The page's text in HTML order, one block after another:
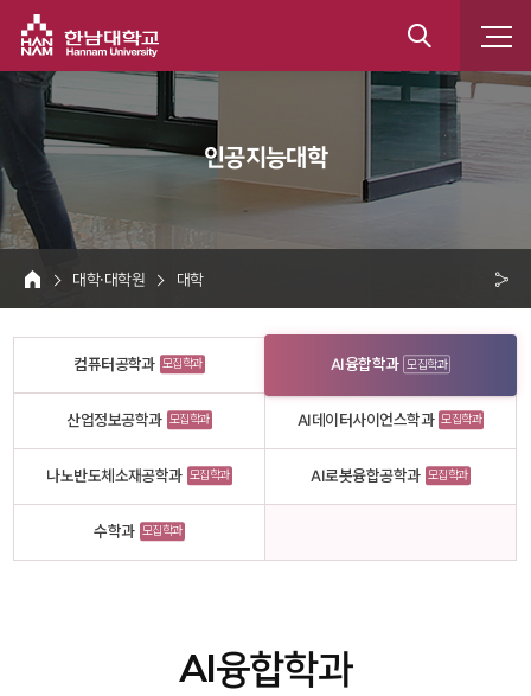
통
합
검
인공지능대학
HOME
대학·대학원 대학
컴퓨터공학과 모집학과 AI융합학과 모집학과
산업정보공학과 모집학과 AI데이터사이언스학과 모집학과
나노반도체소재공학과 모집학과 AI로봇융합공학과 모집학과
수학과 모집학과
AI융합학과